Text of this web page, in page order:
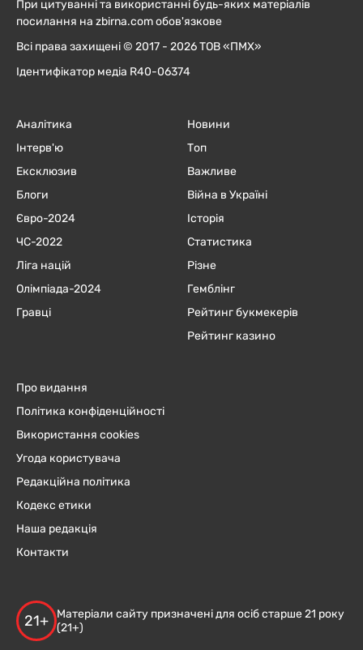
При цитуванні та використанні будь-яких матеріалів
посилання на zbirna.com обов'язкове
Всі права захищені © 2017 - 2026 ТОВ «ПМХ»
Ідентифікатор медіа R40-06374
Аналітика
Інтерв'ю
Ексклюзив
Блоги
Євро-2024
ЧC-2022
Ліга націй
Олімпіада-2024
Гравці
Новини
Топ
Важливе
Війна в Україні
Історія
Статистика
Різне
Гемблінг
Рейтинг букмекерів
Рейтинг казино
Про видання
Політика конфіденційності
Використання cookies
Угода користувача
Редакційна політика
Кодекс етики
Наша редакція
Контакти
21+
Матеріали сайту призначені для осіб старше 21 року
(21+)